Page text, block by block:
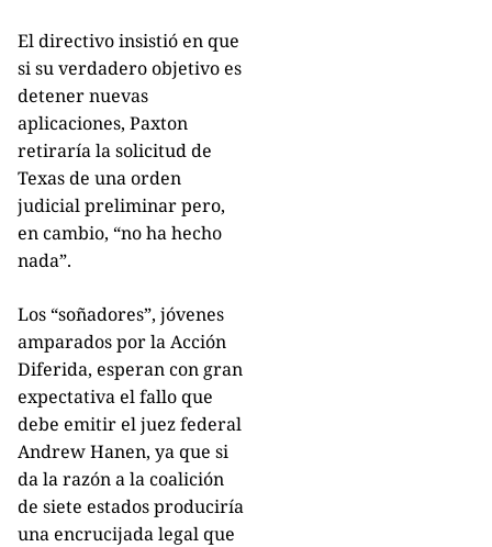
El directivo insistió en que
si su verdadero objetivo es
detener nuevas
aplicaciones, Paxton
retiraría la solicitud de
Texas de una orden
judicial preliminar pero,
en cambio, “no ha hecho
nada”.
Los “soñadores”, jóvenes
amparados por la Acción
Diferida, esperan con gran
expectativa el fallo que
debe emitir el juez federal
Andrew Hanen, ya que si
da la razón a la coalición
de siete estados produciría
una encrucijada legal que